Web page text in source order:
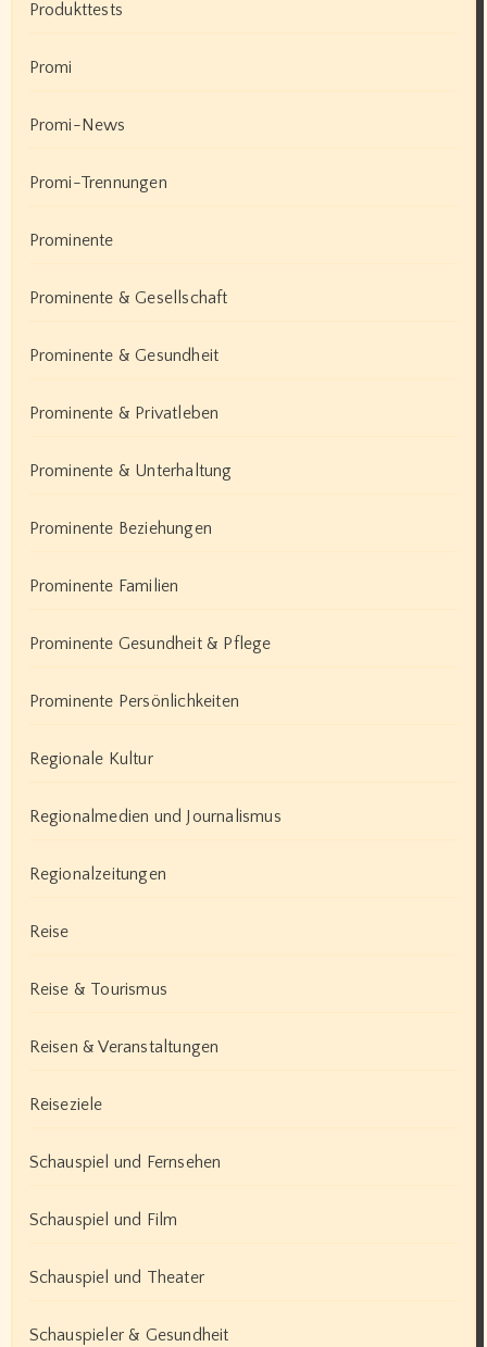
Produkttests
Promi
Promi-News
Promi-Trennungen
Prominente
Prominente & Gesellschaft
Prominente & Gesundheit
Prominente & Privatleben
Prominente & Unterhaltung
Prominente Beziehungen
Prominente Familien
Prominente Gesundheit & Pflege
Prominente Persönlichkeiten
Regionale Kultur
Regionalmedien und Journalismus
Regionalzeitungen
Reise
Reise & Tourismus
Reisen & Veranstaltungen
Reiseziele
Schauspiel und Fernsehen
Schauspiel und Film
Schauspiel und Theater
Schauspieler & Gesundheit